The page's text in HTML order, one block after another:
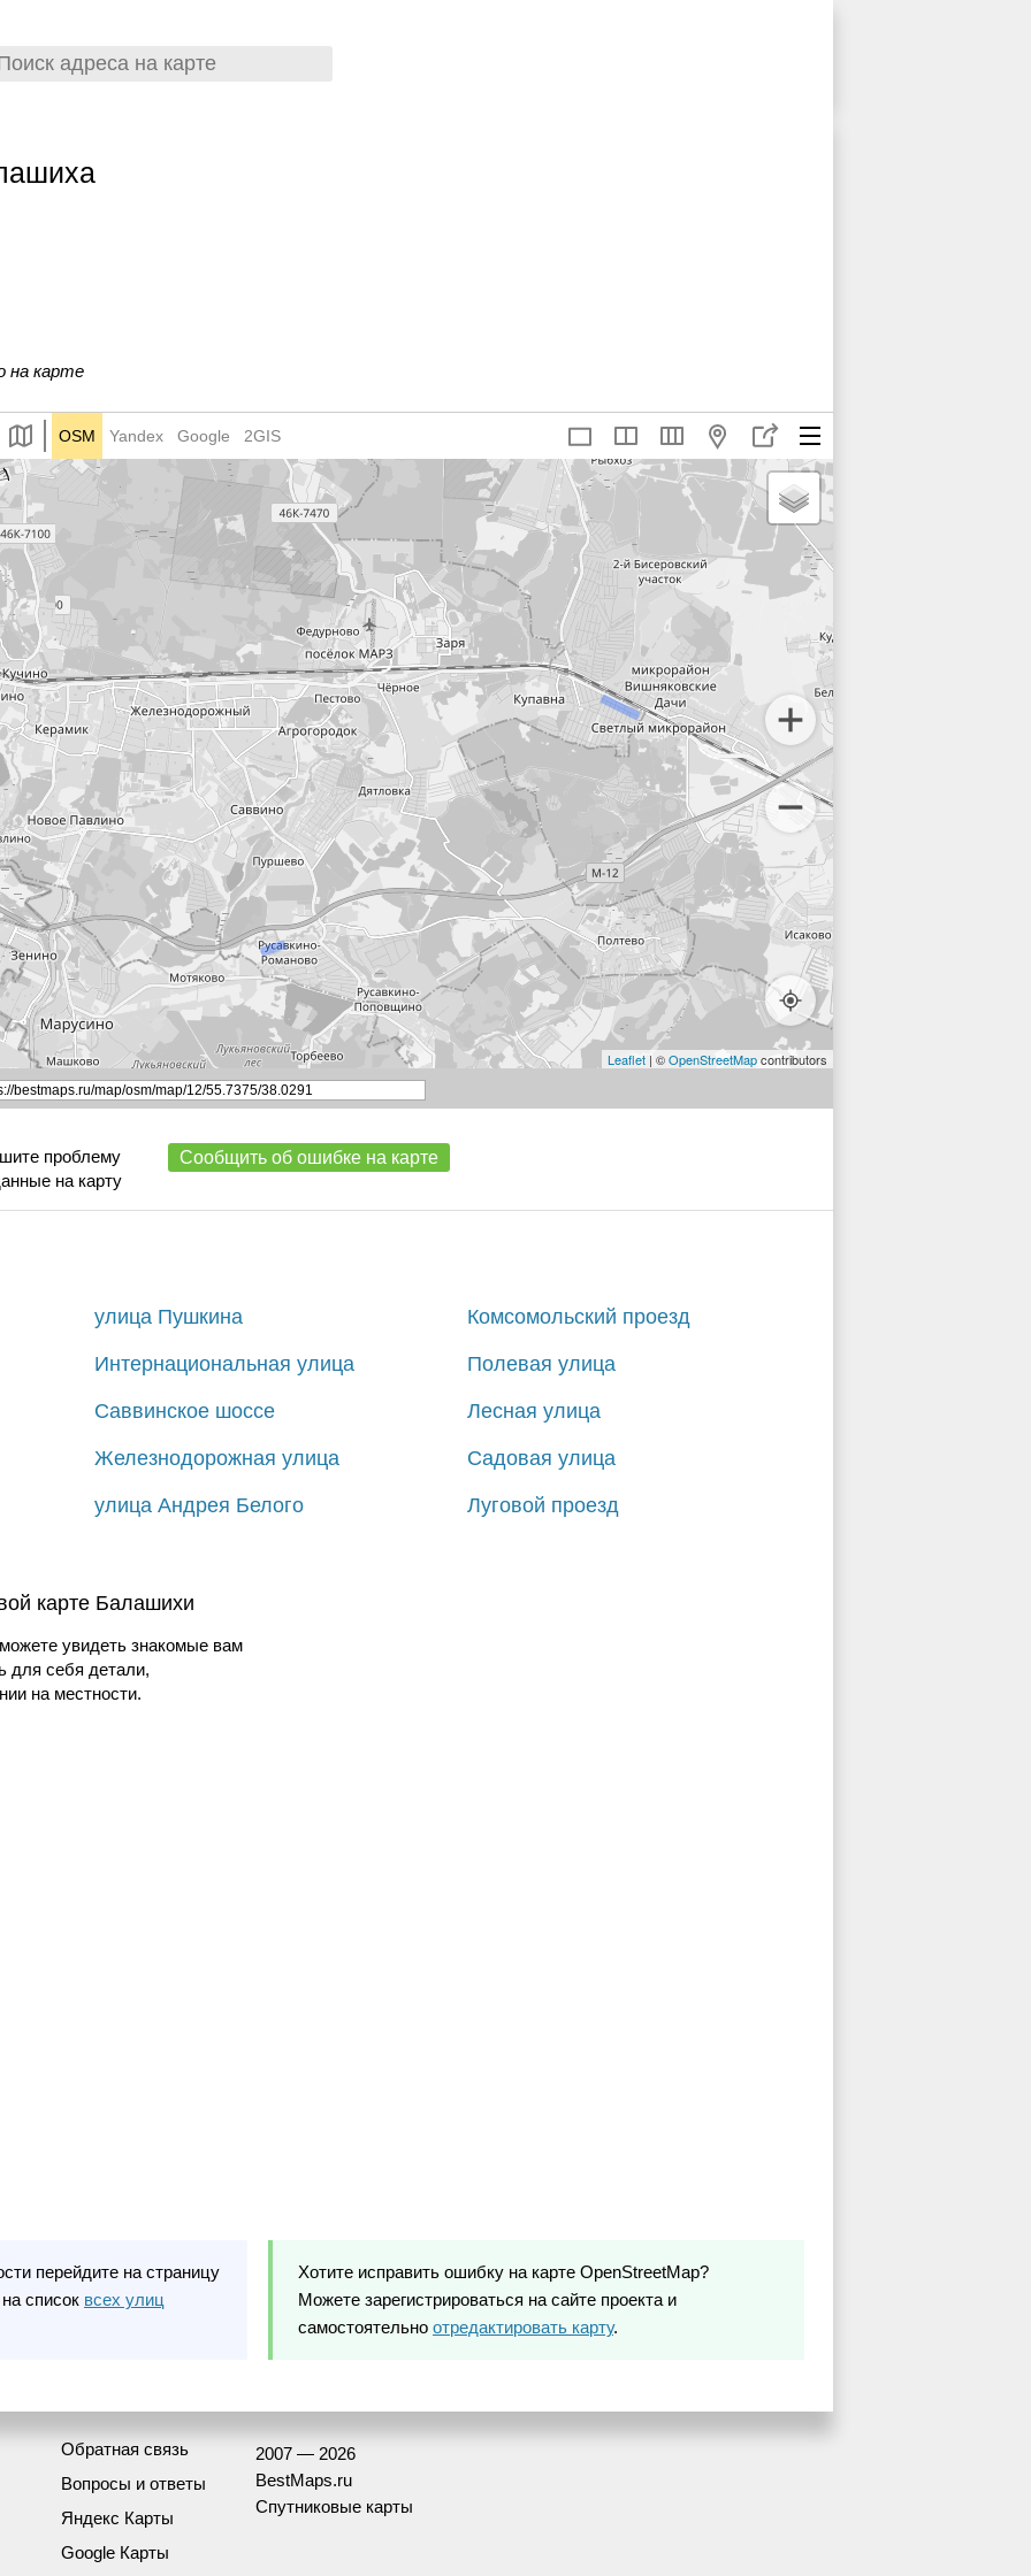
на карте
OSM Yandex Google 2GIS
Leaflet | ©OpenStreetMapcontributors
проблему
на карту
Сообщить об ошибке на карте
улица Пушкина Комсомольский проезд
Интернациональная улица Полевая улица
Саввинское шоссе Лесная улица
Железнодорожная улица Садовая улица
улица Андрея Белого Луговой проезд
карте Балашихи
увидеть знакомые вам
для себя детали,
на местности.
перейдите на страницу
список всех улиц
Хотите исправить ошибку на карте OpenStreetMap?
Можете зарегистрироваться на сайте проекта и
самостоятельно отредактировать карту.
Обратная связь
Вопросы и ответы
Яндекс Карты
Google Карты
2007 — 2026
BestMaps.ru
Спутниковые карты